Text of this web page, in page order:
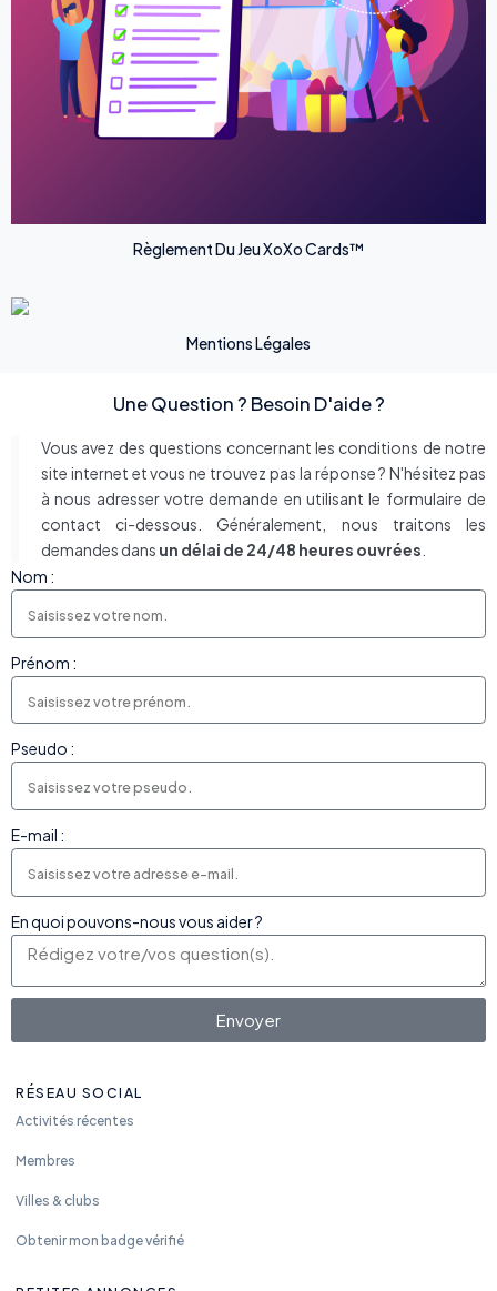
Règlement Du Jeu XoXo Cards™
Mentions Légales
Une Question ? Besoin D'aide ?
Vous avez des questions concernant les conditions de notre
site internet et vous ne trouvez pas la réponse ? N'hésitez pas
à nous adresser votre demande en utilisant le formulaire de
contact ci-dessous. Généralement, nous traitons les
demandes dans un délai de 24/48 heures ouvrées
Nom :
Prénom :
Pseudo :
E-mail :
En quoi pouvons-nous vous aider ?
Envoyer
RÉSEAU SOCIAL
Activités récentes
Membres
Villes & clubs
Obtenir mon badge vérifié